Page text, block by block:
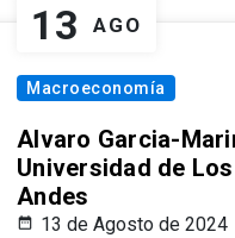
13 AGO
Macroeconomía
Alvaro Garcia-
Universidad de Los
Andes
13 de Agosto de 2024